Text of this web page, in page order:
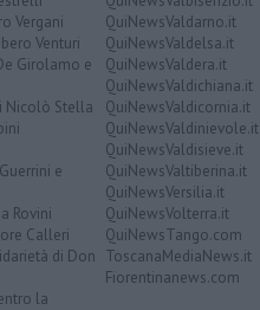
Vergani
Venturi
Girolamo e
Nicolò Stella
e
Rovini
Calleri
di Don
la
QuiNewsValdarno.it
QuiNewsValdelsa.it
QuiNewsValdera.it
QuiNewsValdichiana.it
QuiNewsValdicornia.it
QuiNewsValdinievole.it
QuiNewsValdisieve.it
QuiNewsValtiberina.it
QuiNewsVersilia.it
QuiNewsVolterra.it
QuiNewsTango.com
ToscanaMediaNews.it
Fiorentinanews.com